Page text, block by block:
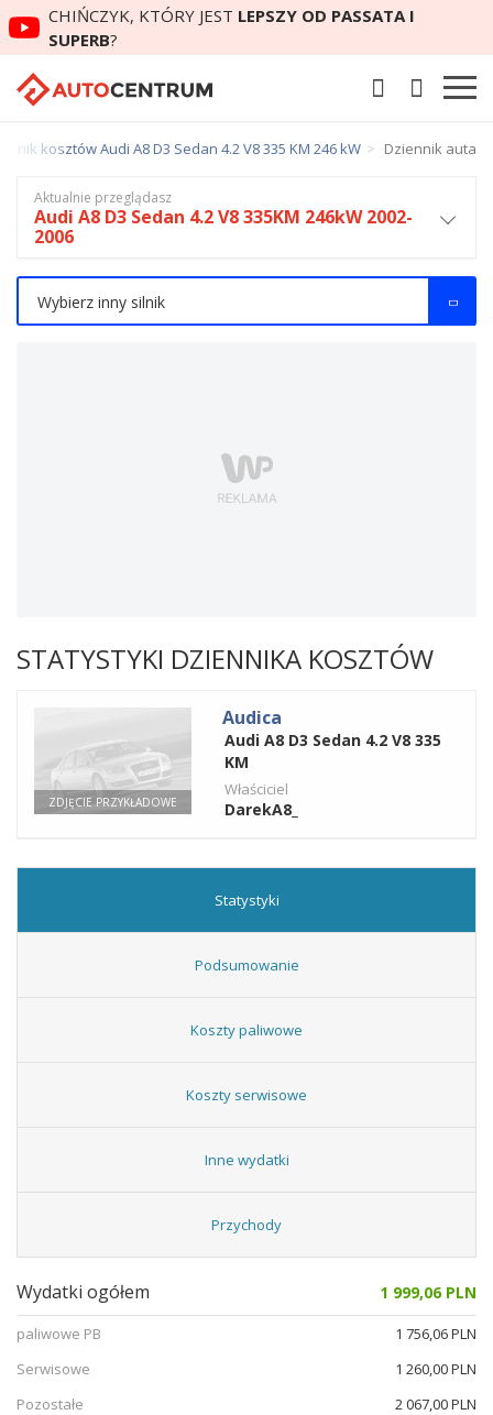
CHIŃCZYK, KTÓRY JEST LEPSZY OD PASSATA I
SUPERB?
kosztów Audi A8 D3 Sedan 4.2 V8 335 KM 246 kW Dziennik auta
STATYSTYKI DZIENNIKA KOSZTÓW
ZDJĘCIE PRZYKŁADOWE
Audica
Audi A8 D3 Sedan 4.2 V8 335
KM
Właściciel
DarekA8_
Statystyki
Podsumowanie
Koszty paliwowe
Koszty serwisowe
Inne wydatki
Przychody
Wydatki ogółem 1 999,06 PLN
paliwowe PB
1 756,06 PLN
Serwisowe
1 260,00 PLN
Pozostałe
2 067,00 PLN
Aktualnie przeglądasz
Audi A8 D3 Sedan 4.2 V8 335KM 246kW 2002-
2006
Wybierz inny silnik